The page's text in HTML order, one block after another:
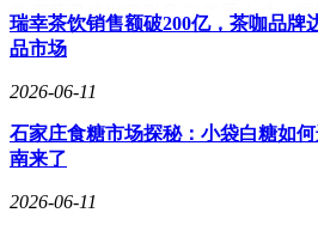
靠高薪已难以吸引所有优秀人才，国
流的关键。
对于华为的当前处境，任正非保持
度，与外界一些过度吹捧的声音形
够最大限度发挥自身价值的地方，无
瑞幸茶饮销售额破200亿，茶咖品牌
品市场
2026-06-11
石家庄食糖市场探秘：小袋白糖如
南来了
2026-06-11